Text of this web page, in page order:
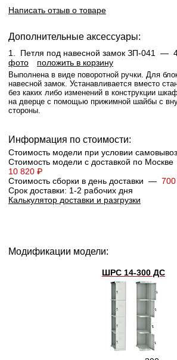
Написать отзыв о товаре
Дополнительные аксессуары:
1. Петля под навесной замок ЗП-041 —
фото
положить в корзину
Выполнена в виде поворотной ручки. Для
навесной замок. Устанавливается вместо
без каких либо изменений в конструкции
на дверце с помощью прижимной шайбы с
стороны.
Информация по стоимости:
Стоимость модели при условии
Стоимость модели с доставкой по
10 820 ₽
Стоимость сборки в день доставки —
Срок доставки: 1-2 рабочих дня
Калькулятор доставки и разгрузки
Модификации модели:
ШРС 14-300 ДС